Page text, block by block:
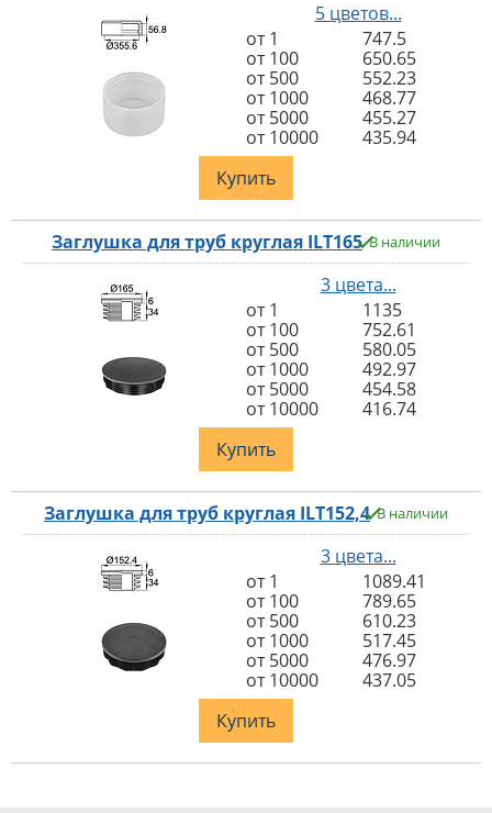
5 цветов...
от 1
747.5
от 100
650.65
от 500
552.23
от 1000
468.77
от 5000
455.27
от 10000
435.94
Купить
Заглушка для труб круглая ILT165 В наличии
3 цвета...
от 1
1135
от 100
752.61
от 500
580.05
от 1000
492.97
от 5000
454.58
от 10000
416.74
Купить
Заглушка для труб круглая ILT152,4 В наличии
3 цвета...
от 1
1089.41
от 100
789.65
от 500
610.23
от 1000
517.45
от 5000
476.97
от 10000
437.05
Купить